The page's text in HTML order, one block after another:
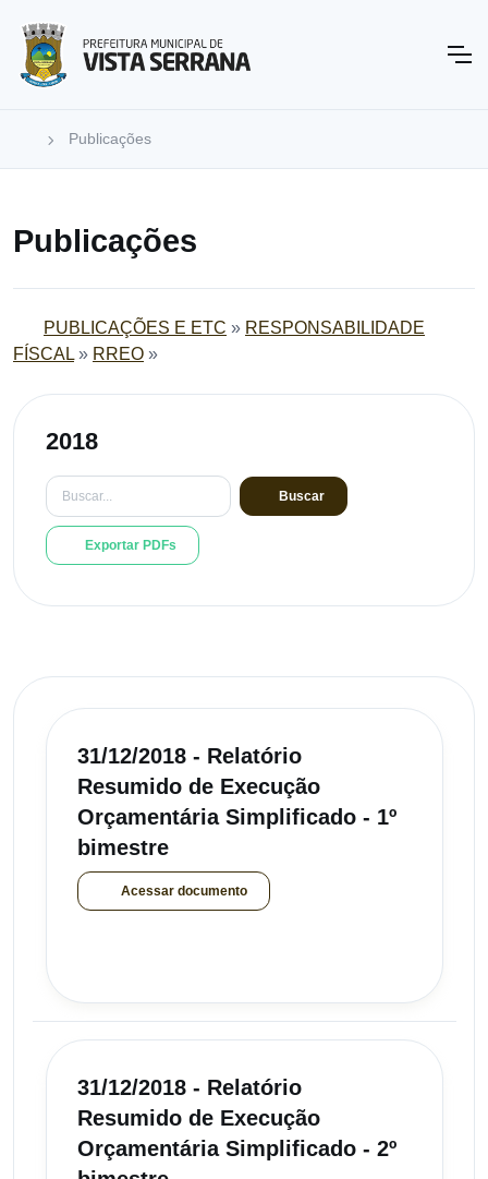
Publicações
Publicações
PUBLICAÇÕES E ETC » RESPONSABILIDADE
FÍSCAL » RREO »
2018
Buscar
Exportar PDFs
31/12/2018 - Relatório
Resumido de Execução
Orçamentária Simplificado - 1º
bimestre
Acessar documento
31/12/2018 - Relatório
Resumido de Execução
Orçamentária Simplificado - 2º